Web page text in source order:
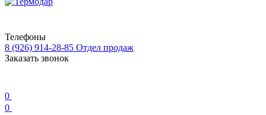
Телефоны
8 (926) 914-28-85 Отдел продаж
Заказать звонок
0
0